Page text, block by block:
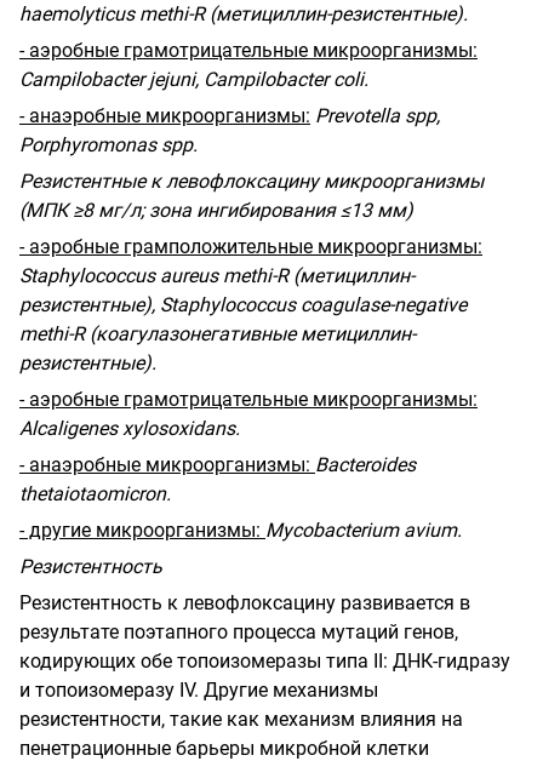
haemolyticus methi-R (метициллин-резистентные).
- аэробные грамотрицательные микроорганизмы:
Campilobacter jejuni, Campilobacter coli.
- анаэробные микроорганизмы: Prevotella spp,
Porphyromonas spp.
Резистентные к левофлоксацину микроорганизмы
(МПК ≥8 мг/л; зона ингибирования ≤13 мм)
- аэробные грамположительные микроорганизмы:
Staphylococcus aureus methi-R (метициллин-
резистентные), Staphylococcus coagulase-negative
methi-R (коагулазонегативные метициллин-
резистентные).
- аэробные грамотрицательные микроорганизмы:
Alcaligenes xylosoxidans.
- анаэробные микроорганизмы: Bacteroides
thetaiotaomicron.
- другие микроорганизмы: Mycobacterium avium.
Резистентность
Резистентность к левофлоксацину развивается в
результате поэтапного процесса мутаций генов,
кодирующих обе топоизомеразы типа II: ДНК-гидразу
и топоизомеразу IV. Другие механизмы
резистентности, такие как механизм влияния на
пенетрационные барьеры микробной клетки